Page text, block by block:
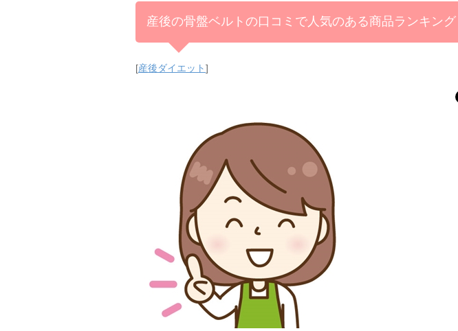
産後の骨盤ベルトの口コミで人気のある商品ランキング
[産後ダイエット]